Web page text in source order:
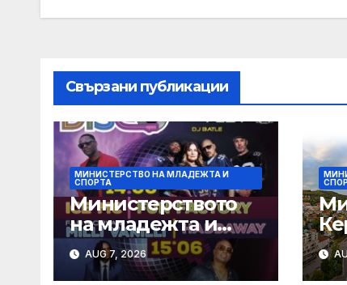
Свързани публикации
МИНИСТЕРСТВО НА МЛАДЕЖТА И
СПОРТА
Министерството
на младежта и
спорта ще
отбележи
AUG 7, 2026